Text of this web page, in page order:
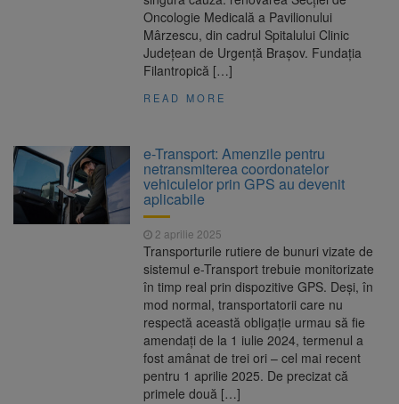
Oncologie Medicală a Pavilionului
Mârzescu, din cadrul Spitalului Clinic
Județean de Urgență Brașov. Fundația
Filantropică […]
READ MORE
e-Transport: Amenzile pentru
netransmiterea coordonatelor
vehiculelor prin GPS au devenit
aplicabile
2 aprilie 2025
Transporturile rutiere de bunuri vizate de
sistemul e-Transport trebuie monitorizate
în timp real prin dispozitive GPS. Deși, în
mod normal, transportatorii care nu
respectă această obligație urmau să fie
amendați de la 1 iulie 2024, termenul a
fost amânat de trei ori – cel mai recent
pentru 1 aprilie 2025. De precizat că
primele două […]